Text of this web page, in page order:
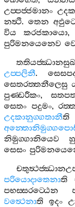
උප‍්පජ‍්ජමානං
නත්‍ථි. තෙන
විය
කරජකායො,
පුරිමනයෙනෙව
උප‍්පලිනී.
සෙතරත‍්තනීලෙසු
පුණ‍්ඩරීකං,
සෙතං පදුමං,
උදකානුග‍්ගතානීති
නිමුග‍්ගානියෙව
සෙසං
පරියොදාතෙනාති
පභස‍්සරට‍්ඨෙන
වත්‍ථෙනාති ඉදං